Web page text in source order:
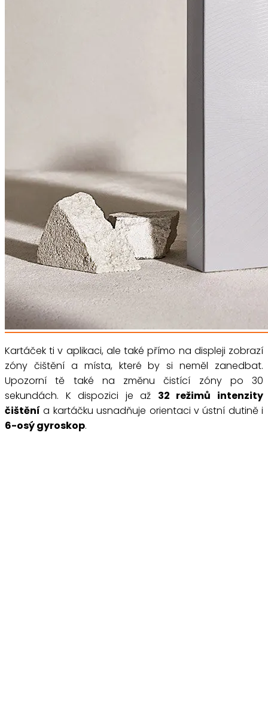
Kartáček ti v aplikaci, ale také přímo na displeji zobrazí
zóny čištění a místa, které by si neměl zanedbat.
Upozorní tě také na změnu čistící zóny po 30
sekundách. K dispozici je až 32 režimů intenzity
čištění a kartáčku usnadňuje orientaci v ústní dutině i
6-osý gyroskop.